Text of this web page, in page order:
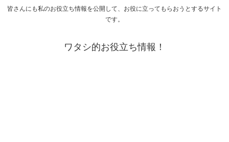
皆さんにも私のお役立ち情報を公開して、お役に立ってもらおうとするサイト
です。
ワタシ的お役立ち情報！